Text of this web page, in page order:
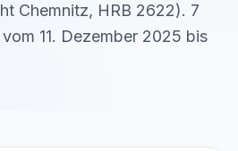
Chemnitz, HRB 2622). 7
vom 11. Dezember 2025 bis